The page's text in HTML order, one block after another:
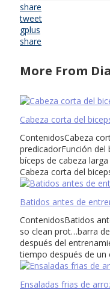
share
tweet
gplus
share
More From
Cabeza corta del
ContenidosCabeza
predicadorFunción del
bíceps de cabeza
Cabeza corta del
Batidos antes de
ContenidosBatidos
so clean prot…barra
después del
tiempo después de
Ensaladas frias de